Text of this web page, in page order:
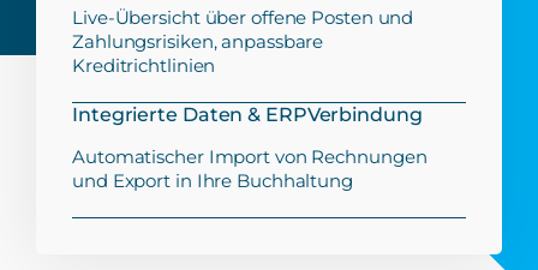
Live-Übersicht über offene Posten und
Zahlungsrisiken, anpassbare
Kreditrichtlinien
Integrierte Daten & ERPVerbindung
Automatischer Import von Rechnungen
und Export in Ihre Buchhaltung